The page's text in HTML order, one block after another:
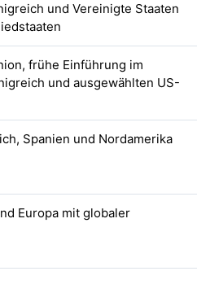
und Vereinigte Staaten
frühe Einführung im
und ausgewählten US-
Spanien und Nordamerika
Europa mit globaler